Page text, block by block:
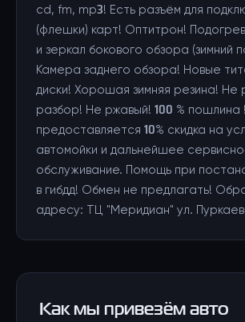
cd, fm, mp3! Есть разъём для
(флешки) карт! Оптитрон! Подогрев
и зеркал бокового обзора (зимний
Камера заднего обзора! Новые
диски! Хорошая зимняя резина! Не
разбор! Не ржавый! 100 % пошлина
предоставляется 10% скидка на
автомойки и дальнейшее
обслуживание. Помощь при
в гибдд! Обмен не предлагать!
адресу: ТЦ "Меридиан" ул.
Как мы привезём авто